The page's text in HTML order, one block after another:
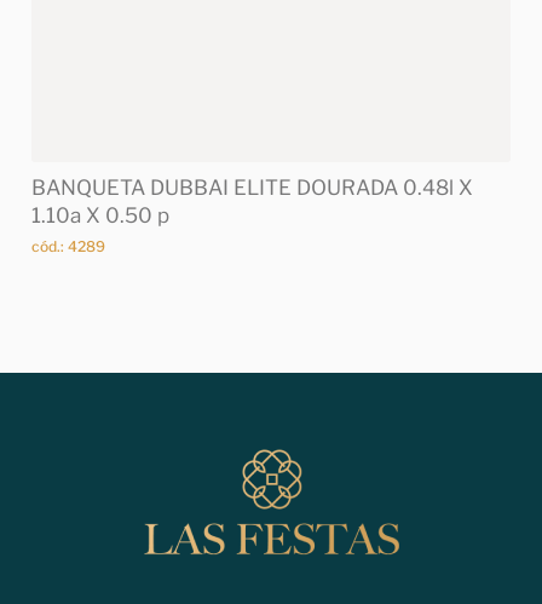
BANQUETA DUBBAI ELITE DOURADA 0.48l X
1.10a X 0.50 p
cód.: 4289